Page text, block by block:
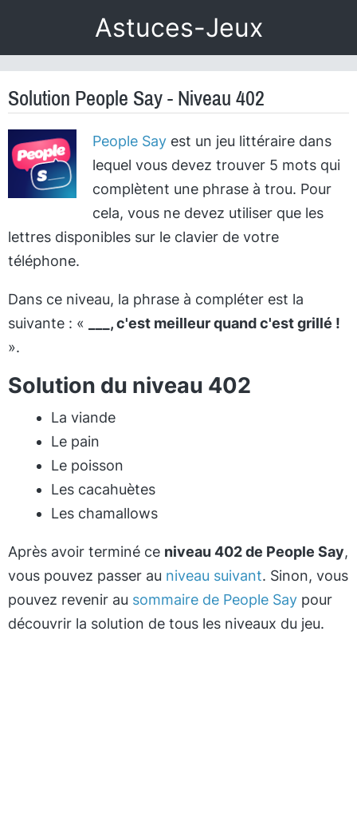
Astuces-Jeux
Solution People Say - Niveau 402
People Sayest un jeu littéraire dans
lequel vous devez trouver 5 mots qui
complètent une phrase à trou. Pour
cela, vous ne devez utiliser que les
lettres disponibles sur le clavier de votre
téléphone.
Dans ce niveau, la phrase à compléter est la
suivante : «
___, c'est meilleur quand c'est grillé !
».
Solution du niveau 402
La viande
Le pain
Le poisson
Les cacahuètes
Les chamallows
Après avoir terminé ce niveau 402 de People Say,
vous pouvez passer au niveau suivant. Sinon, vous
pouvez revenir au sommaire de People Say pour
découvrir la solution de tous les niveaux du jeu.